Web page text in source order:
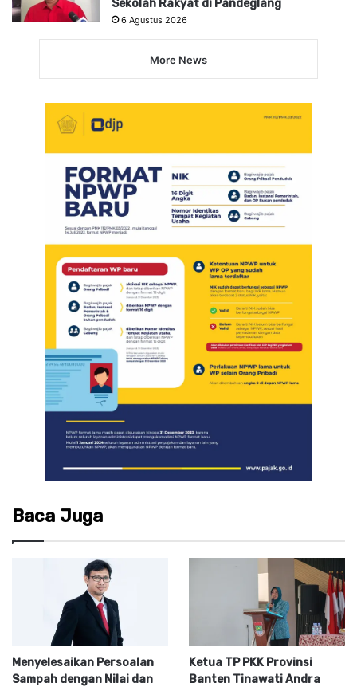
Sekolah Rakyat di Pandeglang
6 Agustus 2026
More News
Baca Juga
Menyelesaikan Persoalan
Sampah dengan Nilai dan
Ketua TP PKK Provinsi
Banten Tinawati Andra